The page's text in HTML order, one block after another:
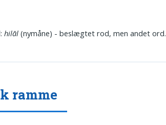
hilāl (nymåne) - beslægtet rod, men andet ord.
ramme